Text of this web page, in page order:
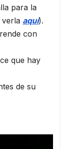
para la
aquí).
con
que hay
de su